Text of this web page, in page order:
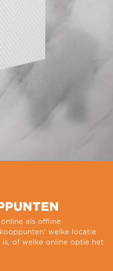
als offline
welke locatie
of welke online optie het